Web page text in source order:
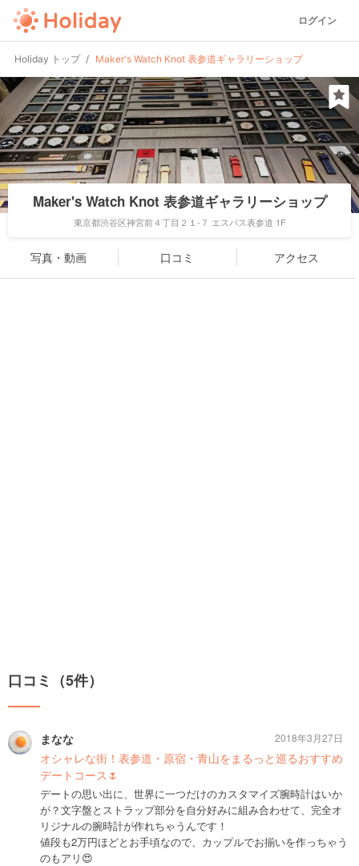
ログイン
Holiday トップ Maker's Watch Knot 表参道ギャラリーショップ
Maker's Watch Knot 表参道ギャラリーショップ
東京都渋谷区神宮前４丁目２１-７ エスパス表参道 1F
写真・動画 口コミ アクセス
口コミ（5件）
まなな
オシャレな街！表参道・原宿・青山をまるっと巡るおすすめ
デートコース🌷
デートの思い出に、世界に一つだけのカスタマイズ腕時計はいか
が？文字盤とストラップ部分を自分好みに組み合わせて、完全オ
リジナルの腕時計が作れちゃうんです！
値段も2万円ほどとお手頃なので、カップルでお揃いを作っちゃう
のもアリ😍
2018年3月27日